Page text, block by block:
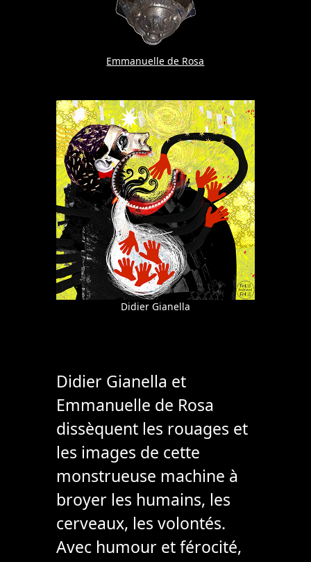
Emmanuelle de Rosa
Didier Gianella
Didier Gianella et
Emmanuelle de Rosa
dissèquent les rouages et
les images de cette
monstrueuse machine à
broyer les humains, les
cerveaux, les volontés.
Avec humour et férocité,